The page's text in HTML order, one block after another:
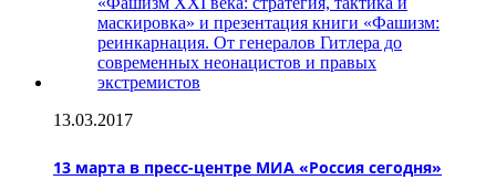
13.03.2017
13 марта в пресс-центре МИА «Россия сегодня»